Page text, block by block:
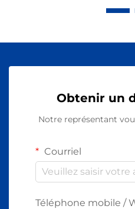
Obtenir un
Notre représentant
Courriel
Téléphone mobile /